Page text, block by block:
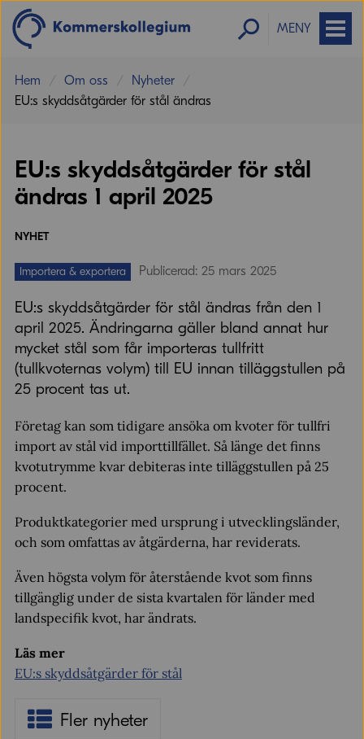
MENY
Hem Om oss
Nyheter
EU:s skyddsåtgärder för stål ändras
EU:s skyddsåtgärder för stål
ändras 1 april 2025
NYHET
Importera & exportera Publicerad: 25 mars 2025
EU:s skyddsåtgärder för stål ändras från den 1
april 2025. Ändringarna gäller bland annat hur
mycket stål som får importeras tullfritt
(tullkvoternas volym) till EU innan tilläggstullen på
25 procent tas ut.
Företag kan som tidigare ansöka om kvoter för tullfri
import av stål vid importtillfället. Så länge det finns
kvotutrymme kvar debiteras inte tilläggstullen på 25
procent.
Produktkategorier med ursprung i utvecklingsländer,
och som omfattas av åtgärderna, har reviderats.
Även högsta volym för återstående kvot som finns
tillgänglig under de sista kvartalen för länder med
landspecifik kvot, har ändrats.
Läs mer
EU:s skyddsåtgärder för stål
Fler nyheter